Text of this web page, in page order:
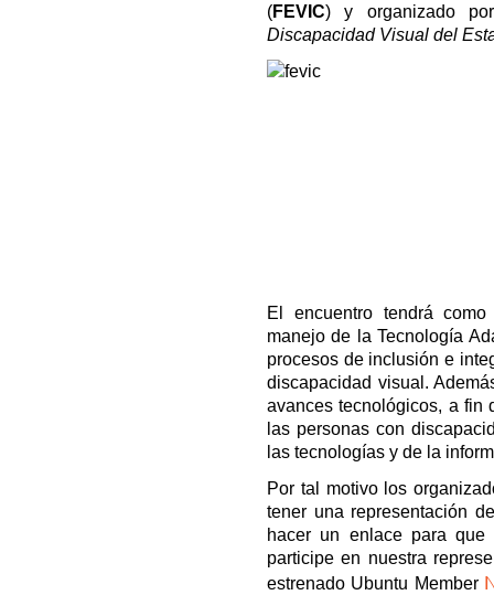
(FEVIC) y organizado
Discapacidad Visual del
El encuentro tendrá
manejo de la Tecnología
procesos de inclusión e
discapacidad visual.
avances tecnológicos, a fin
las personas con
las tecnologías y de la
Por tal motivo los
tener una representación
hacer un enlace para
participe en nuestra
estrenado Ubuntu Member